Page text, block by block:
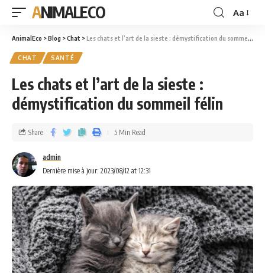
ANIMALECO Aa
AnimalEco >Blog >Chat >Les chats et l’art de la sieste : démystification du sommeil félin
CHAT SANTÉ
Les chats et l’art de la sieste :
démystification du sommeil félin
admin
Dernière mise à jour: 2023/08/12 at 12:31
Share 5 Min Read